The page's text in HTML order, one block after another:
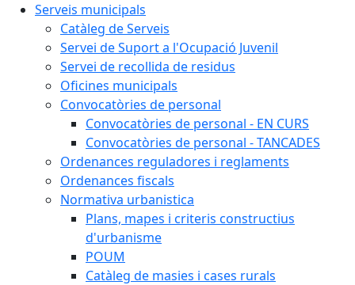
Serveis municipals
Catàleg de Serveis
Servei de Suport a l'Ocupació Juvenil
Servei de recollida de residus
Oficines municipals
Convocatòries de personal
Convocatòries de personal - EN CURS
Convocatòries de personal - TANCADES
Ordenances reguladores i reglaments
Ordenances fiscals
Normativa urbanistica
Plans, mapes i criteris constructius
d'urbanisme
POUM
Catàleg de masies i cases rurals